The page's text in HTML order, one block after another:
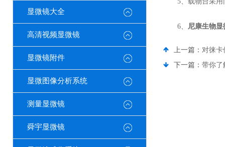
显微镜大全
高清视频显微镜
显微镜附件
显微图像分析系统
测量显微镜
舜宇显微镜
6、 尼康生物显
上一篇： 对徕卡
下一篇： 带你了